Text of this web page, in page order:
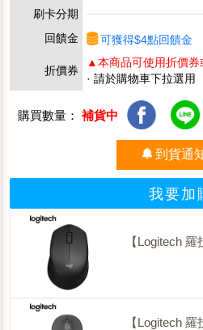
刷卡分期
回饋金
可獲得$4點回饋金
折價券
▲本商品可使用折價券
· 請於購物車下拉選用
購買數量： 補貨中
到貨通
我要加
【Logitech
【Logitech